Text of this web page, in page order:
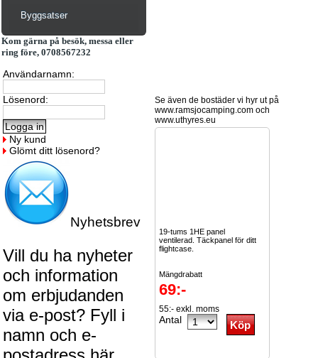
Byggsatser
Kom gärna på besök, messa eller
ring före, 0708567232
Användarnamn:
Lösenord:
Ny kund
Glömt ditt lösenord?
Nyhetsbrev
Vill du ha nyheter
och information
om erbjudanden
via e-post? Fyll i
namn och e-
Se även de bostäder vi hyr ut på
www.ramsjocamping.com och
www.uthyres.eu
19-tums 1HE panel
ventilerad. Täckpanel för ditt
flightcase.
Mängdrabatt
5st... Läs mer
69:-
55:- exkl. moms
Antal